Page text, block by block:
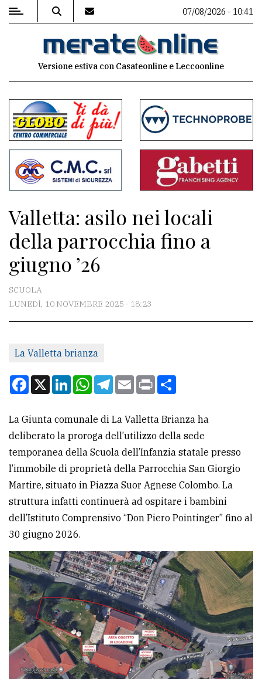
MENU
commenti
Contenuti
del
sito
Associazioni
Meteo
CONTATTI
Scrivici
Per
la
pubblicità
CERCA
Cerca
per
comune
avanzata
LE
ALTRE
TESTATE
07/08/2026 - 10:41
Versione estiva con Casateonline e Leccoonline
Valletta: asilo nei locali
della parrocchia fino a
giugno ’26
SCUOLA
LUNEDÌ, 10 NOVEMBRE 2025 - 18:23
La Valletta brianza
Facebook
X LinkedInWhatsApp
Telegram
EmailPrint
La Giunta comunale di La Valletta Brianza ha
deliberato la proroga dell’utilizzo della sede
temporanea della Scuola dell’Infanzia statale presso
l’immobile di proprietà della Parrocchia San Giorgio
Martire, situato in Piazza Suor Agnese Colombo. La
struttura infatti continuerà ad ospitare i bambini
dell’Istituto Comprensivo “Don Piero Pointinger” fino al
30 giugno 2026.